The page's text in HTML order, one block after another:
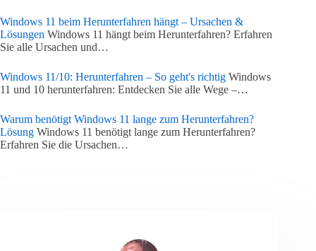
Windows 11 beim Herunterfahren hängt – Ursachen &
Lösungen Windows 11 hängt beim Herunterfahren? Erfahren
Sie alle Ursachen und…
Windows 11/10: Herunterfahren – So geht's richtig Windows
11 und 10 herunterfahren: Entdecken Sie alle Wege –…
Warum benötigt Windows 11 lange zum Herunterfahren?
Lösung Windows 11 benötigt lange zum Herunterfahren?
Erfahren Sie die Ursachen…